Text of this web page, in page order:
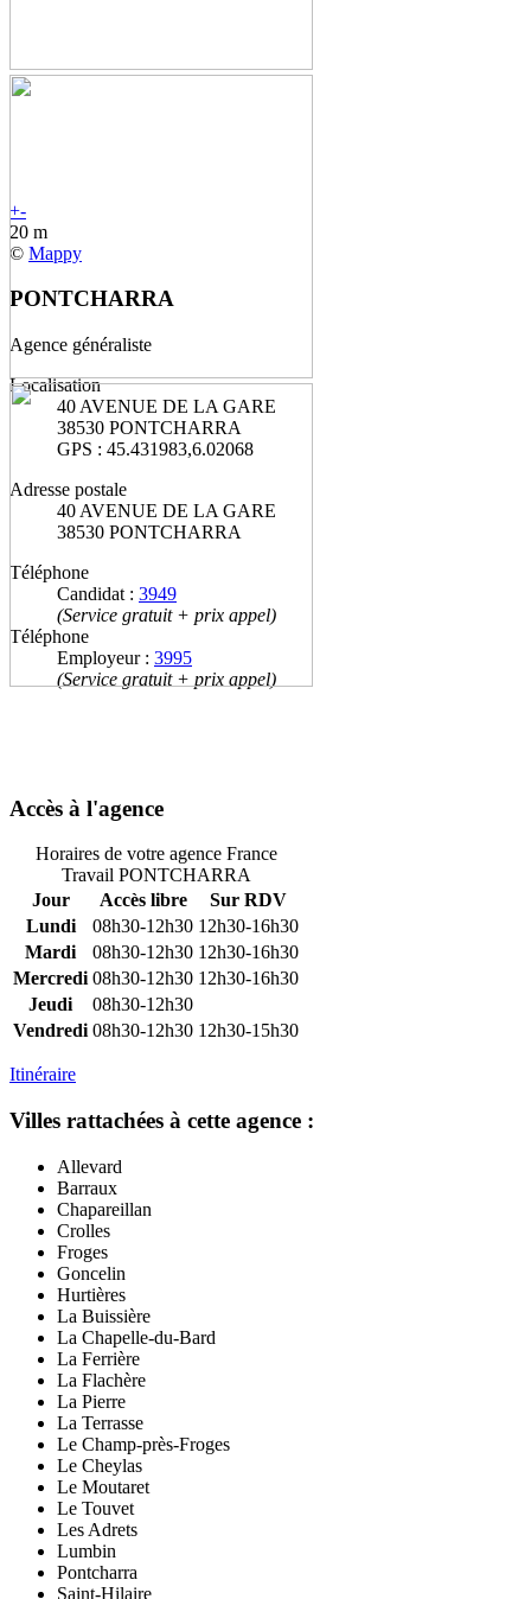
+-
20 m
© Mappy
PONTCHARRA
Agence généraliste
Localisation
40 AVENUE DE LA GARE
38530 PONTCHARRA
GPS : 45.431983,6.02068
Adresse postale
40 AVENUE DE LA GARE
38530 PONTCHARRA
Téléphone
Candidat : 3949
(Service gratuit + prix appel)
Téléphone
Employeur : 3995
(Service gratuit + prix appel)
Accès à l'agence
Horaires de votre agence France
Travail PONTCHARRA
Jour
Accès libre
Sur RDV
Lundi
08h30-12h30 12h30-16h30
Mardi
08h30-12h30 12h30-16h30
Mercredi 08h30-12h30 12h30-16h30
Jeudi
08h30-12h30
Vendredi 08h30-12h30 12h30-15h30
Itinéraire
Villes rattachées à cette agence :
Allevard
Barraux
Chapareillan
Crolles
Froges
Goncelin
Hurtières
La Buissière
La Chapelle-du-Bard
La Ferrière
La Flachère
La Pierre
La Terrasse
Le Champ-près-Froges
Le Cheylas
Le Moutaret
Le Touvet
Les Adrets
Lumbin
Pontcharra
Saint-Hilaire